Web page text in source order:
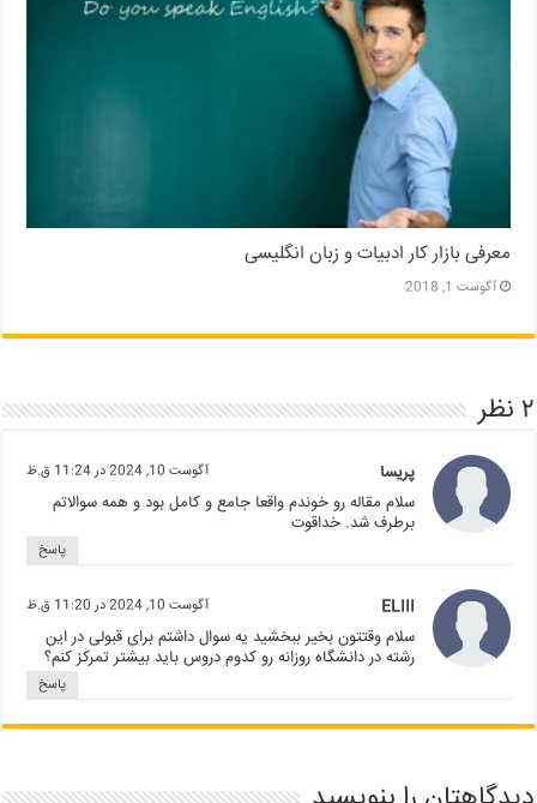
معرفی بازار کار ادبیات و زبان انگلیسی
آگوست 1, 2018
۲ نظر
پریسا آگوست 10, 2024 در 11:24 ق.ظ
سلام مقاله رو خوندم واقعا جامع و کامل بود و همه سوالاتم
برطرف شد. خداقوت
پاسخ
ELIII آگوست 10, 2024 در 11:20 ق.ظ
سلام وقتتون بخیر ببخشید یه سوال داشتم برای قبولی در این
رشته در دانشگاه روزانه رو کدوم دروس باید بیشتر تمرکز کنم؟
پاسخ